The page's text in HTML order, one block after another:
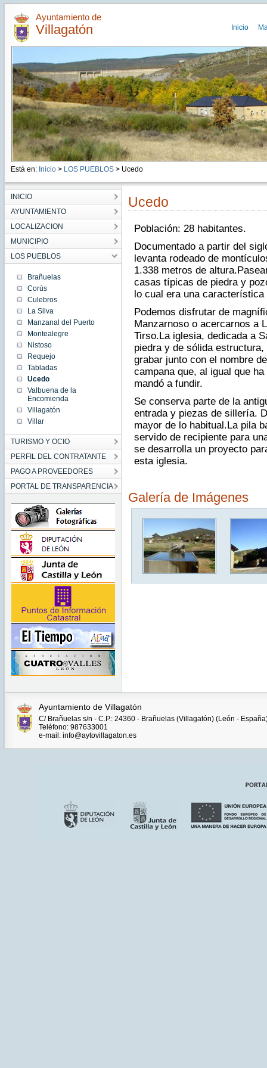
Ayuntamiento de
Villagatón Inicio
Está en: Inicio > LOS PUEBLOS> Ucedo
INICIO
AYUNTAMIENTO
LOCALIZACION
MUNICIPIO
LOS PUEBLOS
Brañuelas
Corús
Culebros
La Silva
Manzanal del Puerto
Montealegre
Nistoso
Requejo
Tabladas
Ucedo
Valbuena de la
Encomienda
Villagatón
Villar
TURISMO Y OCIO
PERFIL DEL CONTRATANTE
PAGO A PROVEEDORES
PORTAL DE TRANSPARENCIA
Ucedo
Población: 28 habitantes.
Documentado a partir del
levanta rodeado de
1.338 metros de
casas típicas de piedra y
lo cual era una
Podemos disfrutar de
Manzarnoso o acercarnos a
Tirso.La iglesia, dedicada a
piedra y de sólida
grabar junto con el nombre
campana que, al igual que
mandó a fundir.
Se conserva parte de la
entrada y piezas de sillería.
mayor de lo habitual.La pila
servido de recipiente para
se desarrolla un proyecto
esta iglesia.
Galería de Imágenes
Ayuntamiento de Villagatón
C/ Brañuelas s/n - C.P.: 24360 - Brañuelas (Villagatón) (León -
Teléfono: 987633001
e-mail: info@aytovillagaton.es